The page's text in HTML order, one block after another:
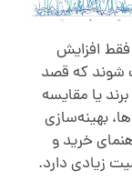
افزایش
شوند که قصد
یا مقایسه
بهینه‌سازی
خرید و
زیادی دارد.